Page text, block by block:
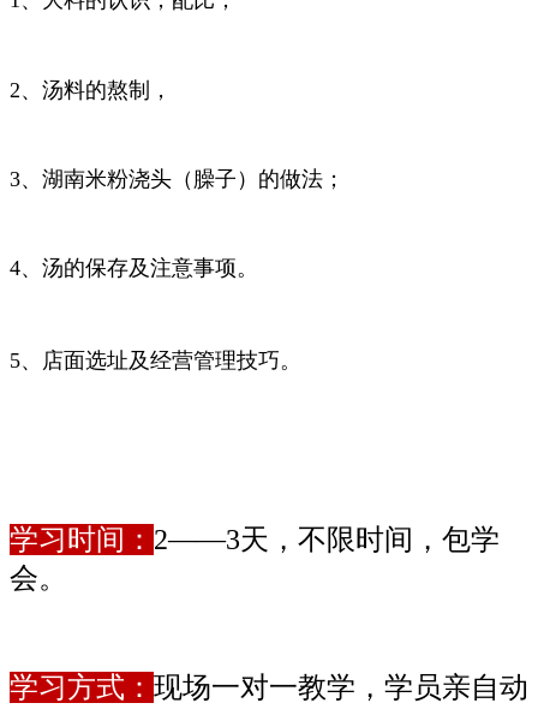
2、汤料的熬制，
3、湖南米粉浇头（臊子）的做法；
4、汤的保存及注意事项。
5、店面选址及经营管理技巧。
学习时间： 2——3天，不限时间，包学
会。
学习方式： 现场一对一教学，学员亲自动